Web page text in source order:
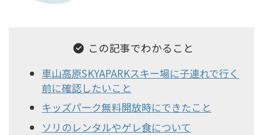
この記事でわかること
車山高原SKYAPARKスキー場に子連れで行く
前に確認したいこと
キッズパーク無料開放時にできたこと
ソリのレンタルやゲレ食について